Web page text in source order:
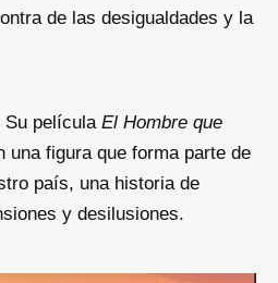
de las desigualdades y la
Su película El Hombre que
una figura que forma parte de
país, una historia de
y desilusiones.